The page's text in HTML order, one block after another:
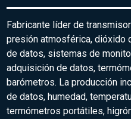
Fabricante líder de
presión atmosférica, dióxido
de datos, sistemas de
adquisición de datos,
barómetros. La producción
de datos, humedad,
termómetros portátiles,